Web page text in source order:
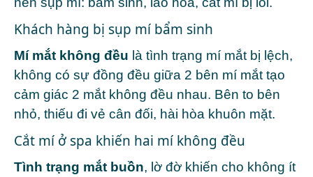
Khách hàng bị sụp mí bẩm sinh
Mí mắt không đều là tình trạng mí mắt bị lệch,
không có sự đồng đều giữa 2 bên mí mắt tạo
cảm giác 2 mắt không đều nhau. Bên to bên
nhỏ, thiếu đi vẻ cân đối, hài hòa khuôn mặt.
Cắt mí ở spa khiến hai mí không đều
Tình trạng mắt buồn, lờ đờ khiến cho không ít